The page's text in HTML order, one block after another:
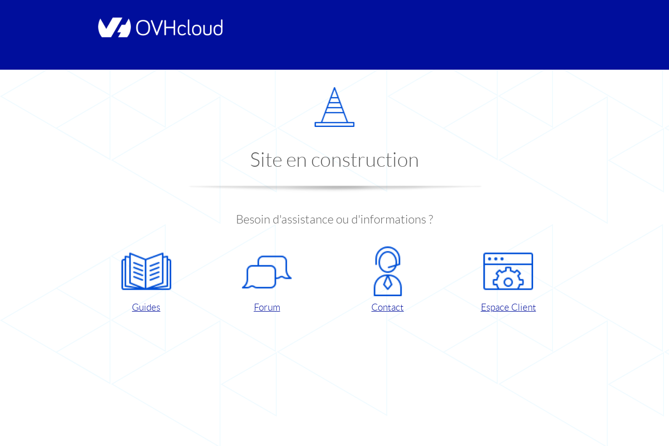
Site en construction
Besoin d'assistance ou d'informations ?
Guides Forum Contact Espace Client